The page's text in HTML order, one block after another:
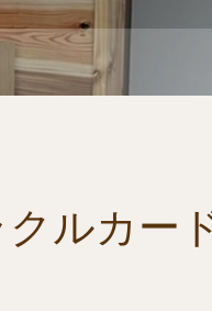
ルカー